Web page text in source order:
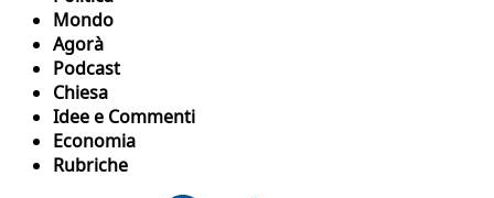
Mondo
Agorà
Podcast
Chiesa
Idee e Commenti
Economia
Rubriche